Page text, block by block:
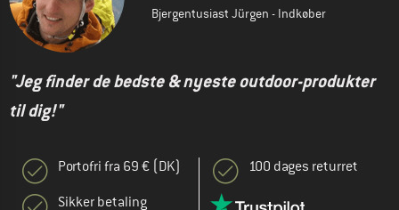
Bjergentusiast Jürgen - Indkøber
"Jeg finder de bedste & nyeste outdoor-produkter
til dig!"
Portofri fra 69 € (DK)
Sikker betaling
100 dages returret